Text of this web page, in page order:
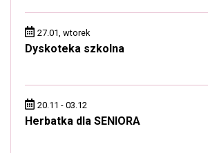
27.01, wtorek
Dyskoteka szkolna
20.11 - 03.12
Herbatka dla SENIORA